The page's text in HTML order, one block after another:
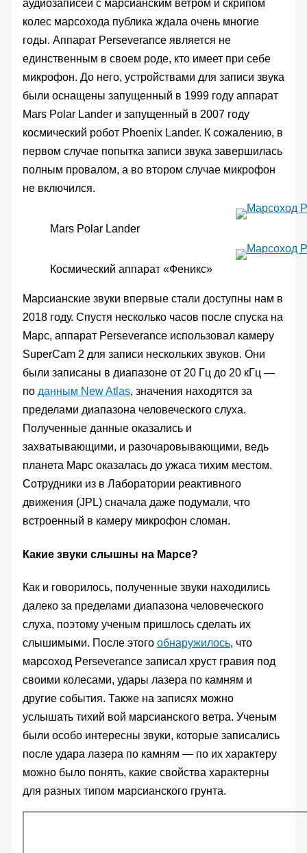
аудиозаписей с марсианским ветром и скрипом
колес марсохода публика ждала очень многие
годы. Аппарат Perseverance является не
единственным в своем роде, кто имеет при себе
микрофон. До него, устройствами для записи звука
были оснащены запущенный в 1999 году аппарат
Mars Polar Lander и запущенный в 2007 году
космический робот Phoenix Lander. К сожалению, в
первом случае попытка записи звука завершилась
полным провалом, а во втором случае микрофон
не включился.
Mars Polar Lander
Космический аппарат «Феникс»
Марсианские звуки впервые стали доступны нам в
2018 году. Спустя несколько часов после спуска на
Марс, аппарат Perseverance использовал камеру
SuperCam 2 для записи нескольких звуков. Они
были записаны в диапазоне от 20 Гц до 20 кГц —
по данным New Atlas, значения находятся за
пределами диапазона человеческого слуха.
Полученные данные оказались и
захватывающими, и разочаровывающими, ведь
планета Марс оказалась до ужаса тихим местом.
Сотрудники из в Лаборатории реактивного
движения (JPL) сначала даже подумали, что
встроенный в камеру микрофон сломан.
Какие звуки слышны на Марсе?
Как и говорилось, полученные звуки находились
далеко за пределами диапазона человеческого
слуха, поэтому ученым пришлось сделать их
слышимыми. После этого обнаружилось, что
марсоход Perseverance записал хруст гравия под
своими колесами, удары лазера по камням и
другие события. Также на записях можно
услышать тихий вой марсианского ветра. Ученым
были особо интересны звуки, которые записались
после удара лазера по камням — по их характеру
можно было понять, какие свойства характерны
для разных типом марсианского грунта.